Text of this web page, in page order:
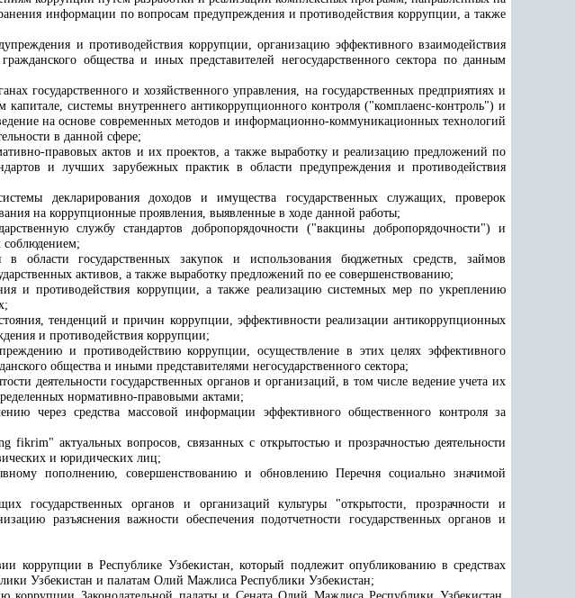
информации по вопросам предупреждения и противодействия коррупции, а также
и противодействия коррупции, организацию эффективного взаимодействия
общества и иных представителей негосударственного сектора по данным
государственного и хозяйственного управления, на государственных предприятиях и
системы внутреннего антикоррупционного контроля ("комплаенс-контроль") и
на основе современных методов и информационно-коммуникационных технологий
в данной сфере;
правовых актов и их проектов, а также выработку и реализацию предложений по
и лучших зарубежных практик в области предупреждения и противодействия
декларирования доходов и имущества государственных служащих, проверок
на коррупционные проявления, выявленные в ходе данной работы;
службу стандартов добропорядочности ("вакцины добропорядочности") и
соблюдением;
в области государственных закупок и использования бюджетных средств, займов
активов, а также выработку предложений по ее совершенствованию;
и противодействия коррупции, а также реализацию системных мер по укреплению
тенденций и причин коррупции, эффективности реализации антикоррупционных
и противодействия коррупции;
и противодействию коррупции, осуществление в этих целях эффективного
общества и иными представителями негосударственного сектора;
деятельности государственных органов и организаций, в том числе ведение учета их
нормативно-правовыми актами;
через средства массовой информации эффективного общественного контроля за
fikrim" актуальных вопросов, связанных с открытостью и прозрачностью деятельности
и юридических лиц;
пополнению, совершенствованию и обновлению Перечня социально значимой
государственных органов и организаций культуры "открытости, прозрачности и
разъяснения важности обеспечения подотчетности государственных органов и
коррупции в Республике Узбекистан, который подлежит опубликованию в средствах
Узбекистан и палатам Олий Мажлиса Республики Узбекистан;